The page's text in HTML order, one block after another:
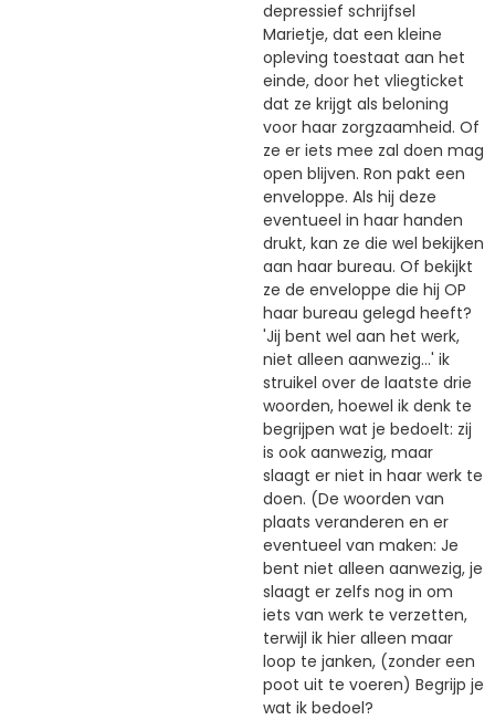
depressief schrijfsel
Marietje, dat een kleine
opleving toestaat aan het
einde, door het vliegticket
dat ze krijgt als beloning
voor haar zorgzaamheid. Of
ze er iets mee zal doen mag
open blijven. Ron pakt een
enveloppe. Als hij deze
eventueel in haar handen
drukt, kan ze die wel bekijken
aan haar bureau. Of bekijkt
ze de enveloppe die hij OP
haar bureau gelegd heeft?
'Jij bent wel aan het werk,
niet alleen aanwezig...' ik
struikel over de laatste drie
woorden, hoewel ik denk te
begrijpen wat je bedoelt: zij
is ook aanwezig, maar
slaagt er niet in haar werk te
doen. (De woorden van
plaats veranderen en er
eventueel van maken: Je
bent niet alleen aanwezig, je
slaagt er zelfs nog in om
iets van werk te verzetten,
terwijl ik hier alleen maar
loop te janken, (zonder een
poot uit te voeren) Begrijp je
wat ik bedoel?